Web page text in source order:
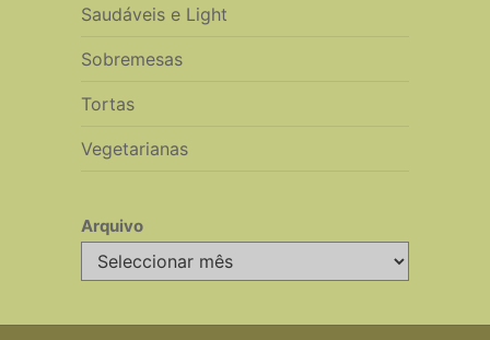
Saudáveis e Light
Sobremesas
Tortas
Vegetarianas
Arquivo
Arquivo